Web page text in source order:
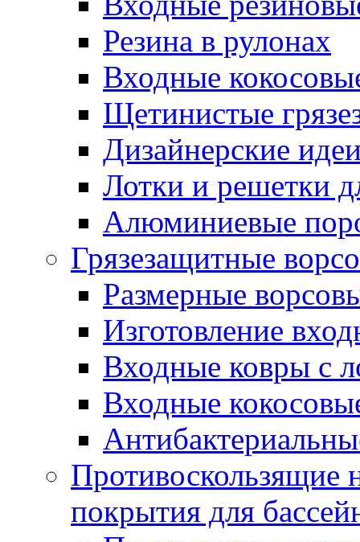
Резина в рулонах
Входные
Щетинистые
Дизайнерские
Лотки и решетки
Алюминиевые
Грязезащитные
Размерные
Изготовление
Входные ковры с
Входные
Противоскользящие
покрытия для